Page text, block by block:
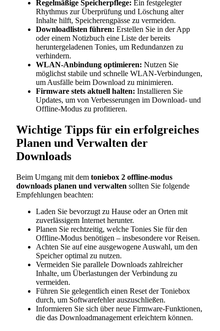
Regelmäßige Speicherpflege: Ein festgelegter
Rhythmus zur Überprüfung und Löschung alter
Inhalte hilft, Speicherengpässe zu vermeiden.
Downloadlisten führen: Erstellen Sie in der App
oder einem Notizbuch eine Liste der bereits
heruntergeladenen Tonies, um Redundanzen zu
verhindern.
WLAN-Anbindung optimieren: Nutzen Sie
möglichst stabile und schnelle WLAN-Verbindungen,
um Ausfälle beim Download zu minimieren.
Firmware stets aktuell halten: Installieren Sie
Updates, um von Verbesserungen im Download- und
Offline-Modus zu profitieren.
Wichtige Tipps für ein erfolgreiches
Planen und Verwalten der
Downloads
Beim Umgang mit dem toniebox 2 offline-modus
downloads planen und verwalten sollten Sie folgende
Empfehlungen beachten:
Laden Sie bevorzugt zu Hause oder an Orten mit
zuverlässigem Internet herunter.
Planen Sie rechtzeitig, welche Tonies Sie für den
Offline-Modus benötigen – insbesondere vor Reisen.
Achten Sie auf eine ausgewogene Auswahl, um den
Speicher optimal zu nutzen.
Vermeiden Sie parallele Downloads zahlreicher
Inhalte, um Überlastungen der Verbindung zu
vermeiden.
Führen Sie gelegentlich einen Reset der Toniebox
durch, um Softwarefehler auszuschließen.
Informieren Sie sich über neue Firmware-Funktionen,
die das Downloadmanagement erleichtern können.